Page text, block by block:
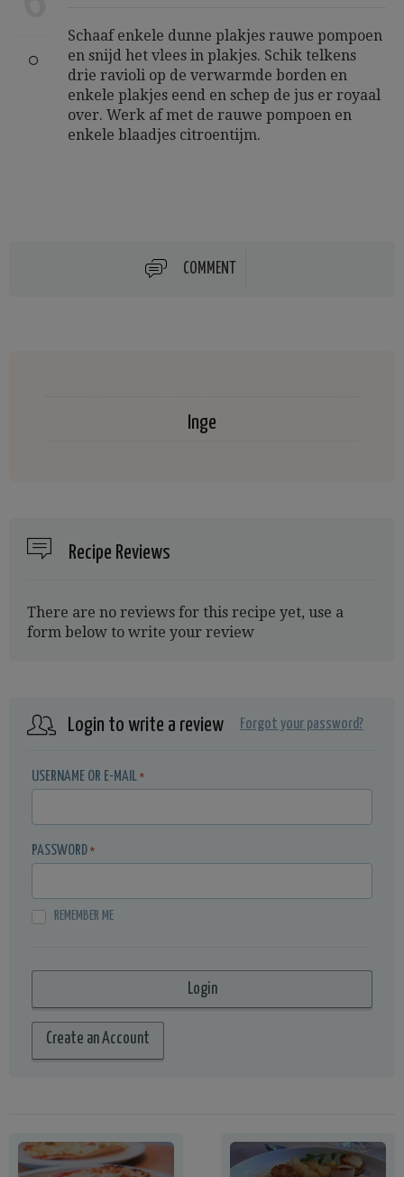
Schaaf enkele dunne plakjes rauwe pompoen
en snijd het vlees in plakjes. Schik telkens
drie ravioli op de verwarmde borden en
enkele plakjes eend en schep de jus er royaal
over. Werk af met de rauwe pompoen en
enkele blaadjes citroentijm.
COMMENT
Inge
Recipe Reviews
There are no reviews for this recipe yet, use a
form below to write your review
Login to write a review Forgot your password?
USERNAME OR E-MAIL *
PASSWORD *
REMEMBER ME
Create an Account